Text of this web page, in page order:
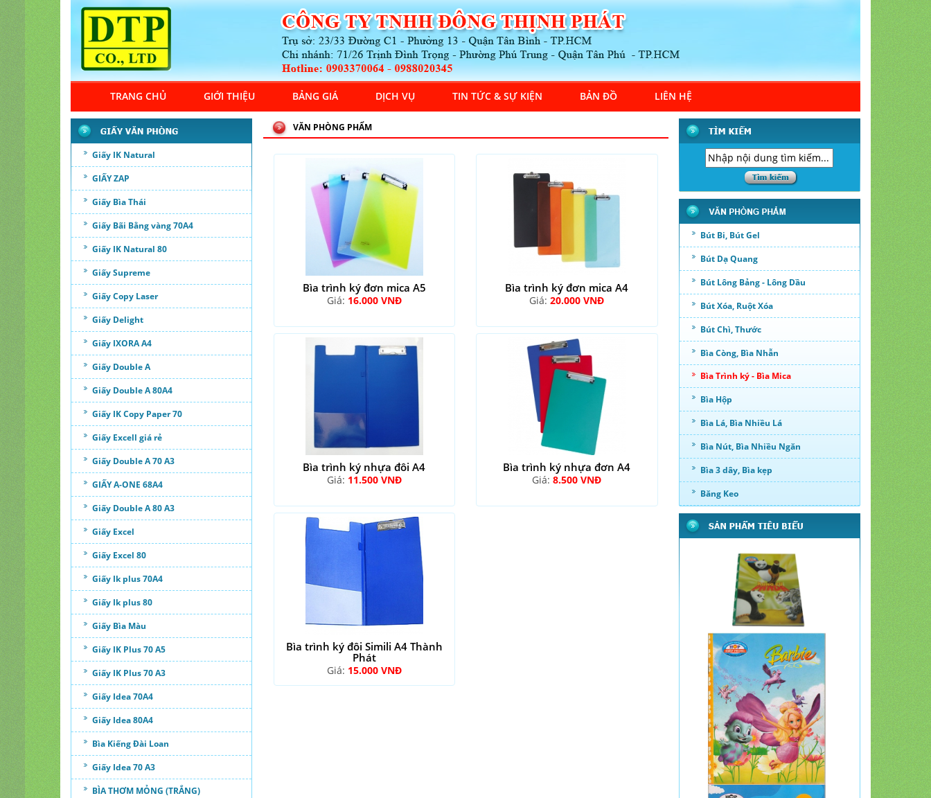
TRANG CHỦ GIỚI THIỆU BẢNG GIÁ DỊCH VỤ TIN TỨC & SỰ KIỆN BẢN ĐỒ LIÊN HỆ
Giấy IK Natural
GIẤY ZAP
Giấy Bìa Thái
Giấy Bãi Bằng vàng 70A4
Giấy IK Natural 80
Giấy Supreme
Giấy Copy Laser
Giấy Delight
Giấy IXORA A4
Giấy Double A
Giấy Double A 80A4
Giấy IK Copy Paper 70
Giấy Excell giá rẻ
Giấy Double A 70 A3
GIẤY A-ONE 68A4
Giấy Double A 80 A3
Giấy Excel
Giấy Excel 80
Giấy Ik plus 70A4
Giấy Ik plus 80
Giấy Bìa Màu
Giấy IK Plus 70 A5
Giấy IK Plus 70 A3
Giấy Idea 70A4
Giấy Idea 80A4
Bìa Kiếng Đài Loan
Giấy Idea 70 A3
BÌA THƠM MỎNG (TRẮNG)
VĂN PHÒNG PHẨM
Bìa trình ký đơn mica A5
Giá: 16.000 VNĐ
Bìa trình ký đơn mica A4
Giá:20.000 VNĐ
Bìa trình ký nhựa đôi A4
Giá: 11.500 VNĐ
Bìa trình ký nhựa đơn A4
Giá:8.500 VNĐ
Bìa trình ký đôi Simili A4 Thành
Phát
Giá: 15.000 VNĐ
Bút Bi, Bút Gel
Bút Dạ Quang
Bút Lông Bảng - Lông Dầu
Bút Xóa, Ruột Xóa
Bút Chì, Thước
Bìa Còng, Bìa Nhẫn
Bìa Trình ký - Bìa Mica
Bìa Hộp
Bìa Lá, Bìa Nhiều Lá
Bìa Nút, Bìa Nhiều Ngăn
Bìa 3 dây, Bìa kẹp
Băng Keo